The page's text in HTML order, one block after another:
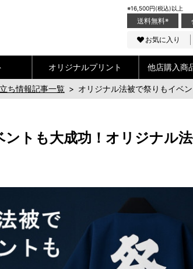
※16,500円(税込)以上
送料無料※
お気に入り
オリジナルプリント 他店購入商
ち情報記事一覧 > オリジナル法被で祭りもイベ
トも大成功！オリジナル